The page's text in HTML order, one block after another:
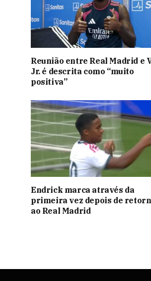
Reunião entre Real Madrid e
Jr. é descrita como “muito
positiva”
Endrick marca através da
primeira vez depois de
ao Real Madrid